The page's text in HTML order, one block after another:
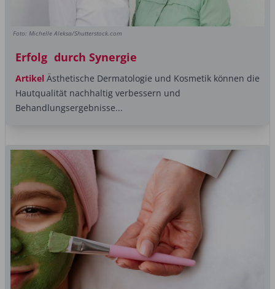
Foto: Michelle Aleksa/Shutterstock.com
Erfolg durch Synergie
Artikel Ästhetische Dermatologie und Kosmetik können die
Hautqualität nachhaltig verbessern und
Behandlungsergebnisse...